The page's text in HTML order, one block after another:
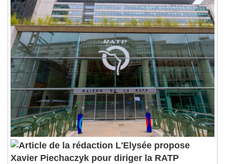
1x
Playback Rate
Chapters
Chapters
Descriptions
descriptions off, selected
Subtitles
subtitles settings, opens subtitles
settings dialog
subtitles off, selected
Audio Track
Picture-in-Picture
Fullscreen
This is a modal window.
L'Elysée propose
Xavier Piechaczyk pour diriger la RATP